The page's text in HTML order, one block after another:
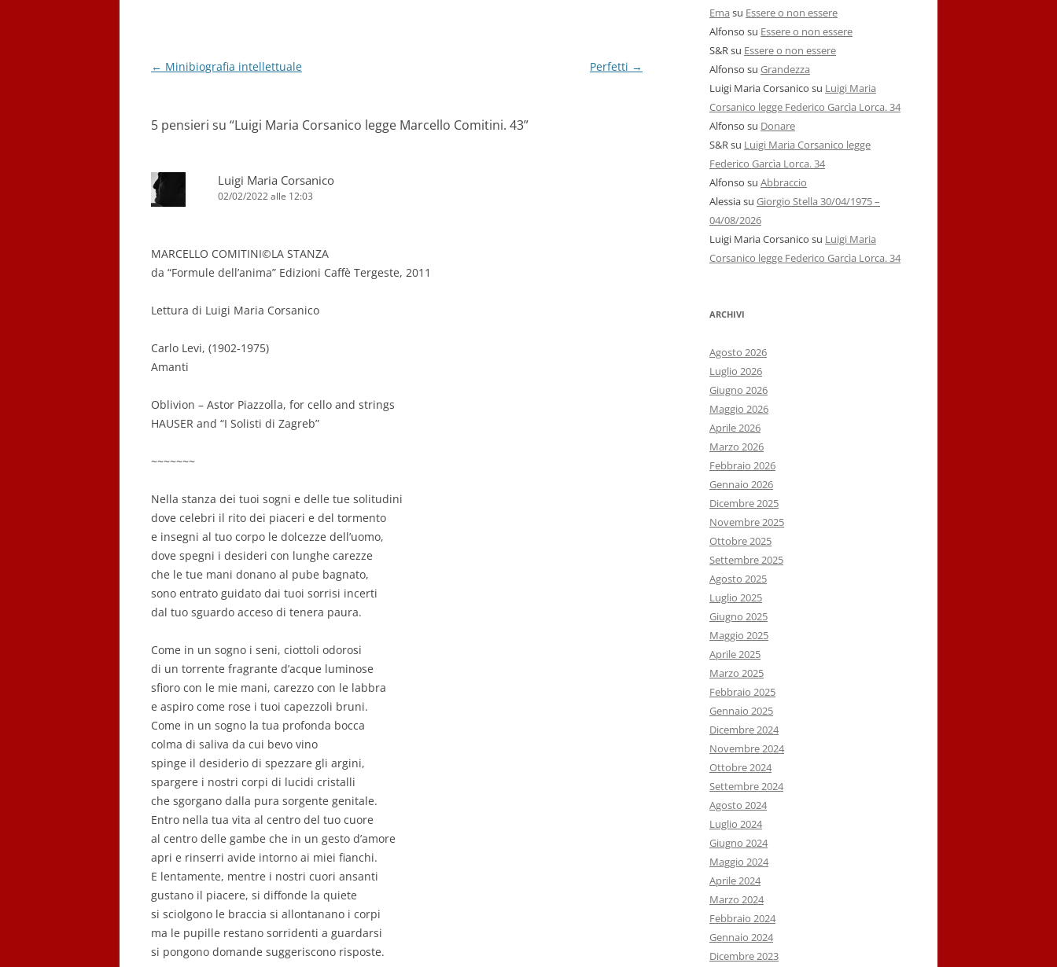
Navigazione
← Minibiografia intellettuale Perfetti →
5 pensieri su “Luigi Maria Corsanico legge Marcello Comitini. 43”
Luigi Maria Corsanico
02/02/2022 alle 12:03
MARCELLO COMITINI©LA STANZA
da “Formule dell’anima” Edizioni Caffè Tergeste, 2011
Lettura di Luigi Maria Corsanico
Carlo Levi, (1902-1975)
Amanti
Oblivion – Astor Piazzolla, for cello and strings
HAUSER and “I Solisti di Zagreb”
~~~~~~~
Nella stanza dei tuoi sogni e delle tue solitudini
dove celebri il rito dei piaceri e del tormento
e insegni al tuo corpo le dolcezze dell’uomo,
dove spegni i desideri con lunghe carezze
che le tue mani donano al pube bagnato,
sono entrato guidato dai tuoi sorrisi incerti
dal tuo sguardo acceso di tenera paura.
Come in un sogno i seni, ciottoli odorosi
di un torrente fragrante d’acque luminose
sfioro con le mie mani, carezzo con le labbra
e aspiro come rose i tuoi capezzoli bruni.
Come in un sogno la tua profonda bocca
colma di saliva da cui bevo vino
spinge il desiderio di spezzare gli argini,
spargere i nostri corpi di lucidi cristalli
che sgorgano dalla pura sorgente genitale.
Entro nella tua vita al centro del tuo cuore
al centro delle gambe che in un gesto d’amore
apri e rinserri avide intorno ai miei fianchi.
E lentamente, mentre i nostri cuori ansanti
gustano il piacere, si diffonde la quiete
si sciolgono le braccia si allontanano i corpi
ma le pupille restano sorridenti a guardarsi
si pongono domande suggeriscono risposte.
Ema su Essere o non essere
Alfonso su Essere o non essere
S&Rsu Essere o non essere
Alfonso su Grandezza
Luigi Maria Corsanico su Luigi Maria
Corsanico legge Federico Garcìa Lorca. 34
Alfonso su Donare
S&Rsu Luigi Maria Corsanico legge
Federico Garcìa Lorca. 34
Alfonso su Abbraccio
Alessiasu Giorgio Stella 30/04/1975 –
04/08/2026
Luigi Maria Corsanico su Luigi Maria
Corsanico legge Federico Garcìa Lorca. 34
ARCHIVI
Agosto 2026
Luglio 2026
Giugno 2026
Maggio 2026
Aprile 2026
Marzo 2026
Febbraio 2026
Gennaio 2026
Dicembre 2025
Novembre 2025
Ottobre 2025
Settembre 2025
Agosto 2025
Luglio 2025
Giugno 2025
Maggio 2025
Aprile 2025
Marzo 2025
Febbraio 2025
Gennaio 2025
Dicembre 2024
Novembre 2024
Ottobre 2024
Settembre 2024
Agosto 2024
Luglio 2024
Giugno 2024
Maggio 2024
Aprile 2024
Marzo 2024
Febbraio 2024
Gennaio 2024
Dicembre 2023